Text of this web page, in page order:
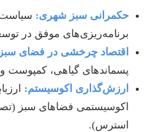
حکمرانی سبز شهری:
برنامه‌ریزی‌های موفق در
اقتصاد چرخشی در فضای
پسماندهای گیاهی، کمپوست و
ارزش‌گذاری اکوسیستم:
اکوسیستمی فضاهای سبز
استرس).